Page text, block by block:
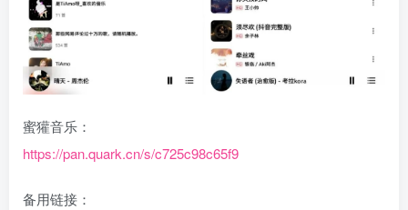
蜜獾音乐：
https://pan.quark.cn/s/c725c98c65f9
备用链接：